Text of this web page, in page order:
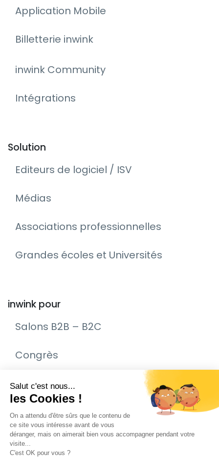
Application Mobile
Billetterie inwink
inwink Community
Intégrations
Solution
Editeurs de logiciel / ISV
Médias
Associations professionnelles
Grandes écoles et Universités
inwink pour
Salons B2B – B2C
Congrès
Remise de prix – Awards
Journée Portes Ouvertes (JPO)